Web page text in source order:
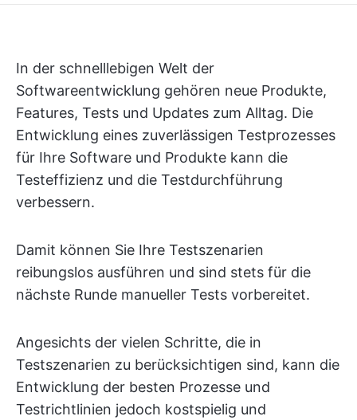
In der schnelllebigen Welt der
Softwareentwicklung gehören neue Produkte,
Features, Tests und Updates zum Alltag. Die
Entwicklung eines zuverlässigen Testprozesses
für Ihre Software und Produkte kann die
Testeffizienz und die Testdurchführung
verbessern.
Damit können Sie Ihre Testszenarien
reibungslos ausführen und sind stets für die
nächste Runde manueller Tests vorbereitet.
Angesichts der vielen Schritte, die in
Testszenarien zu berücksichtigen sind, kann die
Entwicklung der besten Prozesse und
Testrichtlinien jedoch kostspielig und